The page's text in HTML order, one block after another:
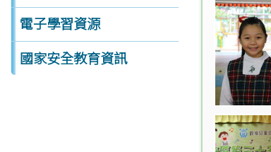
電子學習資源
國家安全教育資訊